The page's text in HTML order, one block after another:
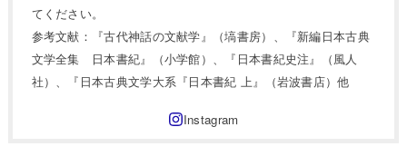
てください。
参考文献：『古代神話の文献学』（塙書房）、『新編日本古典
文学全集 日本書紀』（小学館）、『日本書紀史注』（風人
社）、『日本古典文学大系『日本書紀 上』（岩波書店）他